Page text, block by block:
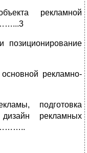
рекламной
позиционирование
рекламно-
подготовка
рекламных